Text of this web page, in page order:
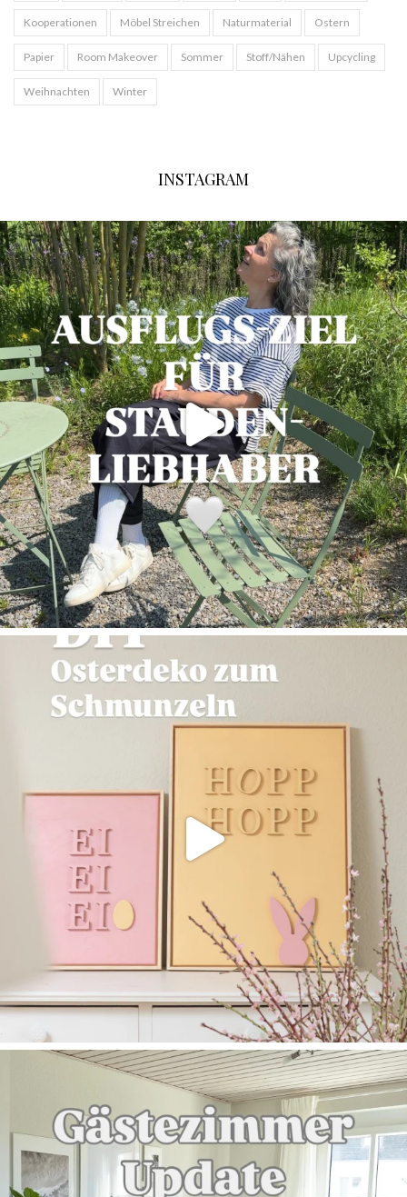
Kooperationen Möbel Streichen Naturmaterial Ostern
Papier Room Makeover Sommer Stoff/Nähen Upcycling
Weihnachten Winter
INSTAGRAM